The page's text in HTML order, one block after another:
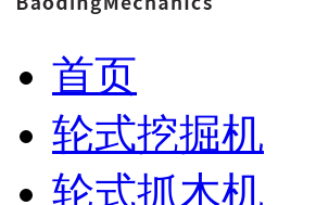
首页
轮式挖掘机
轮式抓木机